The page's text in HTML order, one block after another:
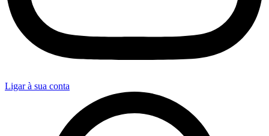
Ligar à sua conta